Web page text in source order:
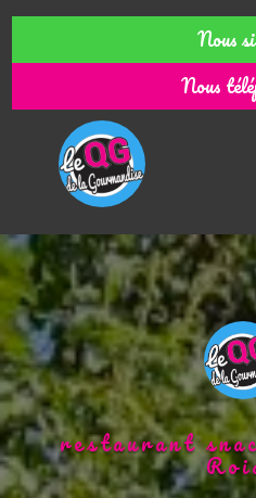
Nous
Nous
restaurant